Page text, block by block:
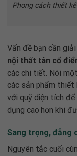
Phong cách thiết
Vấn đề bạn cần
nội thất tân cổ
các chi tiết. Nói
các sản phẩm thiết
với quỹ diện tích để
dụng cao hơn khi
Sang trọng, đẳng
Nguyên tắc cuối